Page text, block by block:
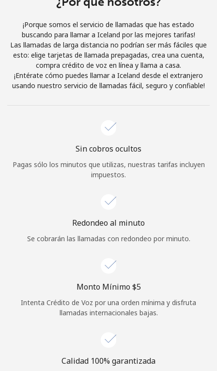
o
Continuar con
¡Porque somos el servicio de llamadas que has estado
buscando para llamar a Iceland por las mejores tarifas!
Las llamadas de larga distancia no podrían ser más fáciles que
esto: elige tarjetas de llamada prepagadas, crea una cuenta,
compra crédito de voz en línea y llama a casa.
¡Entérate cómo puedes llamar a Iceland desde el extranjero
usando nuestro servicio de llamadas fácil, seguro y confiable!
Sin cobros ocultos
Pagas sólo los minutos que utilizas, nuestras tarifas incluyen
impuestos.
Redondeo al minuto
Se cobrarán las llamadas con redondeo por minuto.
Monto Mínimo ⁦$5⁩
Intenta Crédito de Voz por una orden mínima y disfruta
llamadas internacionales bajas.
Calidad 100% garantizada